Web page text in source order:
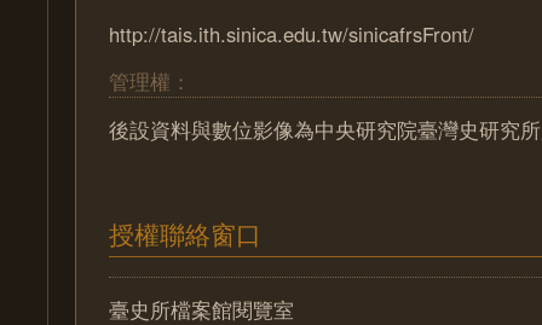
http://tais.ith.sinica.edu.tw/sinicafrsFront/
管理權：
後設資料與數位影像為中央研究院臺灣史研究
授權聯絡窗口
臺史所檔案館閱覽室